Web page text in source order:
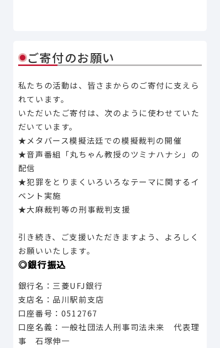
ご寄付のお願い
私たちの活動は、皆さまからのご寄付に支えら
れています。
いただいたご寄付は、次のように使わせていた
だいています。
★メタバース模擬法廷での模擬裁判の開催
★音声番組「丸ちゃん教授のツミナハナシ」の
配信
★犯罪をとりまくいろいろなテーマに関するイ
ベント実施
★大麻裁判等の刑事裁判支援
引き続き、ご支援いただきますよう、よろしく
お願いいたします。
◎銀行振込
銀行名：三菱UFJ銀行
支店名：品川駅前支店
口座番号：0512767
口座名義：一般社団法人刑事司法未来 代表理
事 石塚伸一